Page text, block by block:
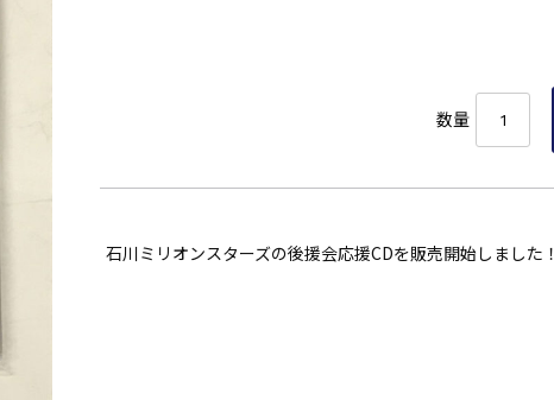
数量
石川ミリオンスターズの後援会応援CDを販売開始しました！